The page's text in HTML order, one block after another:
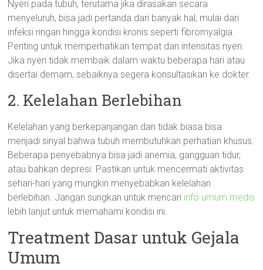
Nyeri pada tubuh, terutama jika dirasakan secara
menyeluruh, bisa jadi pertanda dari banyak hal, mulai dari
infeksi ringan hingga kondisi kronis seperti fibromyalgia.
Penting untuk memperhatikan tempat dan intensitas nyeri.
Jika nyeri tidak membaik dalam waktu beberapa hari atau
disertai demam, sebaiknya segera konsultasikan ke dokter.
2. Kelelahan Berlebihan
Kelelahan yang berkepanjangan dan tidak biasa bisa
menjadi sinyal bahwa tubuh membutuhkan perhatian khusus.
Beberapa penyebabnya bisa jadi anemia, gangguan tidur,
atau bahkan depresi. Pastikan untuk mencermati aktivitas
sehari-hari yang mungkin menyebabkan kelelahan
berlebihan. Jangan sungkan untuk mencari info umum medis
lebih lanjut untuk memahami kondisi ini.
Treatment Dasar untuk Gejala
Umum